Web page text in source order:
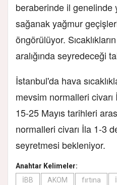
beraberinde il genelinde
sağanak yağmur
öngörülüyor.
aralığında seyredeceği
İstanbul'da hava
mevsim normalleri
15-25 Mayıs tarihleri
normalleri civarı İla 1-3
seyretmesi bekleniyor.
Anahtar Kelimeler:
İBB
AKOM fırtına